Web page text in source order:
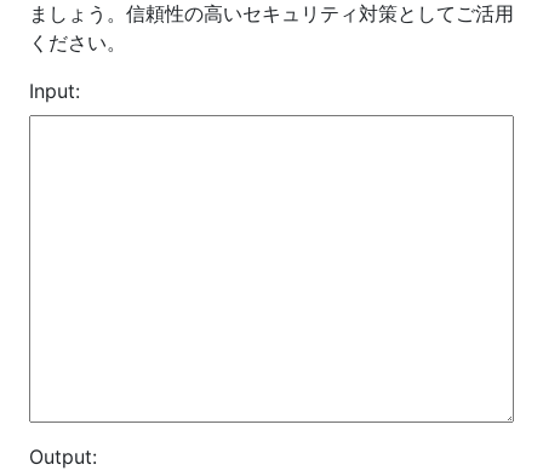
ましょう。信頼性の高いセキュリティ対策としてご活用
ください。
Input:
Output: